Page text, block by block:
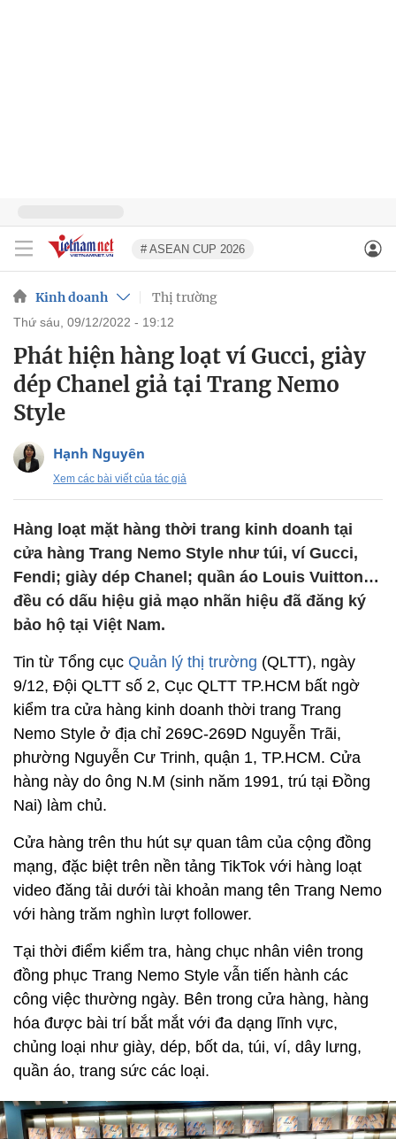
# ASEAN CUP 2026
Kinh doanh Thị trường
thứ sáu, 09/12/2022 - 19:12
Phát hiện hàng loạt ví Gucci, giày
dép Chanel giả tại Trang Nemo
Style
Hạnh Nguyên
Xem các bài viết của tác giả
Hàng loạt mặt hàng thời trang kinh doanh tại
cửa hàng Trang Nemo Style như túi, ví Gucci,
Fendi; giày dép Chanel; quần áo Louis Vuitton…
đều có dấu hiệu giả mạo nhãn hiệu đã đăng ký
bảo hộ tại Việt Nam.
Tin từ Tổng cục Quản lý thị trường (QLTT), ngày
9/12, Đội QLTT số 2, Cục QLTT TP.HCM bất ngờ
kiểm tra cửa hàng kinh doanh thời trang Trang
Nemo Style ở địa chỉ 269C-269D Nguyễn Trãi,
phường Nguyễn Cư Trinh, quận 1, TP.HCM. Cửa
hàng này do ông N.M (sinh năm 1991, trú tại Đồng
Nai) làm chủ.
Cửa hàng trên thu hút sự quan tâm của cộng đồng
mạng, đặc biệt trên nền tảng TikTok với hàng loạt
video đăng tải dưới tài khoản mang tên Trang Nemo
với hàng trăm nghìn lượt follower.
Tại thời điểm kiểm tra, hàng chục nhân viên trong
đồng phục Trang Nemo Style vẫn tiến hành các
công việc thường ngày. Bên trong cửa hàng, hàng
hóa được bài trí bắt mắt với đa dạng lĩnh vực,
chủng loại như giày, dép, bốt da, túi, ví, dây lưng,
quần áo, trang sức các loại.